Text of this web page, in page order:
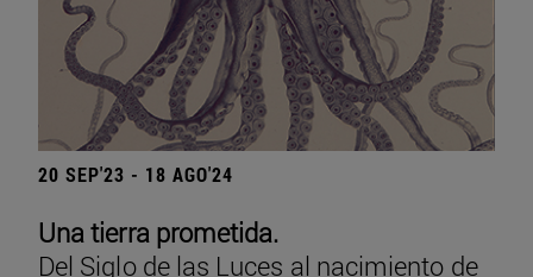
20 SEP'23 - 18 AGO'24
Una tierra prometida.
Del Siglo de las Luces al nacimiento de